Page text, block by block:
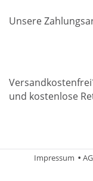
Unsere
und kostenlose
Impressum